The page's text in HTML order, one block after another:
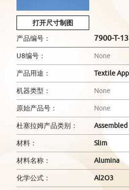
打开尺寸制图
产品编号：
7900-T-
U8编号： None
产品用途： Textile
机器类型： None
原始产品号： None
杜塞拉姆产品类别： Assembled
材料： Slim
材料名称： Alumina
化学公式： Al2O3